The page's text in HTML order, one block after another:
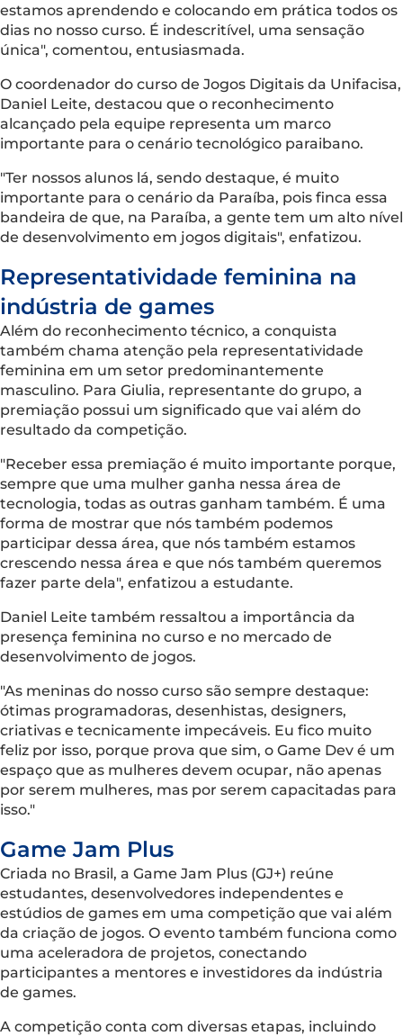
estamos aprendendo e colocando em prática todos os
dias no nosso curso. É indescritível, uma sensação
única", comentou, entusiasmada.
O coordenador do curso de Jogos Digitais da Unifacisa,
Daniel Leite, destacou que o reconhecimento
alcançado pela equipe representa um marco
importante para o cenário tecnológico paraibano.
"Ter nossos alunos lá, sendo destaque, é muito
importante para o cenário da Paraíba, pois finca essa
bandeira de que, na Paraíba, a gente tem um alto nível
de desenvolvimento em jogos digitais", enfatizou.
Representatividade feminina na
indústria de games
Além do reconhecimento técnico, a conquista
também chama atenção pela representatividade
feminina em um setor predominantemente
masculino. Para Giulia, representante do grupo, a
premiação possui um significado que vai além do
resultado da competição.
"Receber essa premiação é muito importante porque,
sempre que uma mulher ganha nessa área de
tecnologia, todas as outras ganham também. É uma
forma de mostrar que nós também podemos
participar dessa área, que nós também estamos
crescendo nessa área e que nós também queremos
fazer parte dela", enfatizou a estudante.
Daniel Leite também ressaltou a importância da
presença feminina no curso e no mercado de
desenvolvimento de jogos.
"As meninas do nosso curso são sempre destaque:
ótimas programadoras, desenhistas, designers,
criativas e tecnicamente impecáveis. Eu fico muito
feliz por isso, porque prova que sim, o Game Dev é um
espaço que as mulheres devem ocupar, não apenas
por serem mulheres, mas por serem capacitadas para
isso."
Game Jam Plus
Criada no Brasil, a Game Jam Plus (GJ+) reúne
estudantes, desenvolvedores independentes e
estúdios de games em uma competição que vai além
da criação de jogos. O evento também funciona como
uma aceleradora de projetos, conectando
participantes a mentores e investidores da indústria
de games.
A competição conta com diversas etapas, incluindo